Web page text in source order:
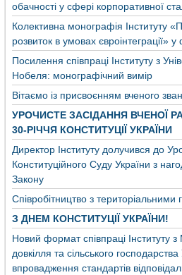
обачності у сфері корпоративної
Колективна монографія Інституту
розвиток в умовах євроінтеграції» у
Посилення співпраці Інституту з
Нобеля: монографічний вимір
Вітаємо із присвоєнням вченого
УРОЧИСТЕ ЗАСІДАННЯ ВЧЕНОЇ
30-РІЧЧЯ КОНСТИТУЦІЇ УКРАЇНИ
Директор Інституту долучився до
Конституційного Суду України з
Закону
Співробітництво з
З ДНЕМ КОНСТИТУЦІЇ УКРАЇНИ!
Новий формат співпраці Інституту з
довкілля та сільського
впровадження стандартів